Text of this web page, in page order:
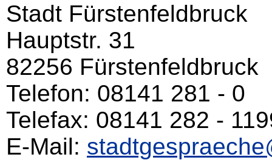
Stadt Fürstenfeldbruck
Hauptstr. 31
82256 Fürstenfeldbruck
Telefon: 08141 281 - 0
Telefax: 08141 282 -
E-Mail: